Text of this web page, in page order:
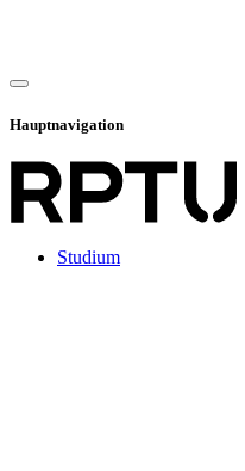
Hauptnavigation
Studium